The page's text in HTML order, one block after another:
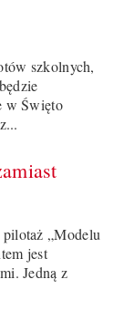
szkolnych,
w Święto
„Modelu
jest
Jedną z